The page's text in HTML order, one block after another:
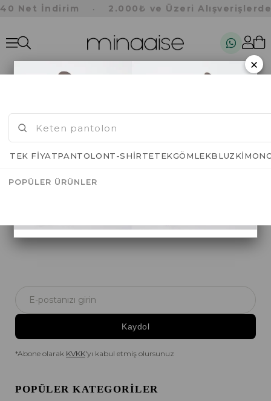
Net İndirim 2.000₺ ve Üzeri
Kaydol
*Abone olarak KVKK'yı kabul etmiş olursunuz
POPÜLER KATEGORILER
×
TEK FİYATPANTOLONT-SHIRTETEKGÖMLEKBLUZ
POPÜLER ÜRÜNLER